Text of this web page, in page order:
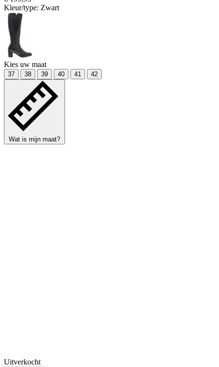
Kleur/type: Zwart
Kies uw maat
37 38 39 40 41 42
Wat is mijn maat?
Uitverkocht